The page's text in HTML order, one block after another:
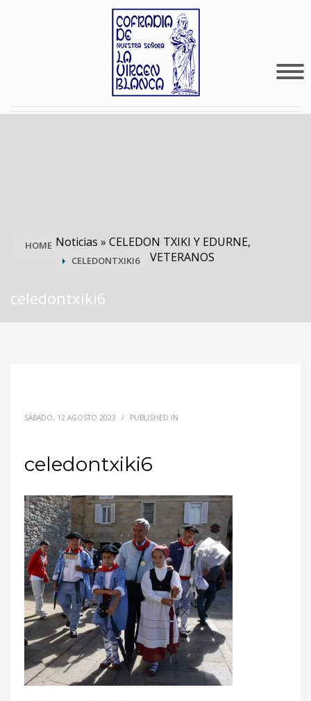
HOME Noticias » CELEDON TXIKI Y EDURNE,
VETERANOS
CELEDONTXIKI6
celedontxiki6
SÁBADO, 12 AGOSTO 2023 / PUBLISHED IN
celedontxiki6